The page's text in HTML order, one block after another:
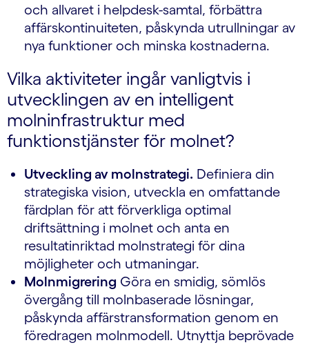
och allvaret i helpdesk-samtal, förbättra
affärskontinuiteten, påskynda utrullningar av
nya funktioner och minska kostnaderna.
Vilka aktiviteter ingår vanligtvis i
utvecklingen av en intelligent
molninfrastruktur med
funktionstjänster för molnet?
Utveckling av molnstrategi. Definiera din
strategiska vision, utveckla en omfattande
färdplan för att förverkliga optimal
driftsättning i molnet och anta en
resultatinriktad molnstrategi för dina
möjligheter och utmaningar.
Molnmigrering Göra en smidig, sömlös
övergång till molnbaserade lösningar,
påskynda affärstransformation genom en
föredragen molnmodell. Utnyttja beprövade